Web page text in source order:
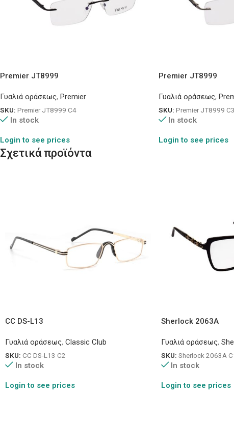
Premier JT8999
Γυαλιά οράσεως, Premier
SKU: Premier JT8999 C4
In stock
Login to see prices
Premier JT8999
Γυαλιά οράσεως,
SKU: Premier JT8999 C3
In stock
Login to see prices
Σχετικά προϊόντα
CC DS-L13
Γυαλιά οράσεως, Classic Club
SKU: CC DS-L13 C2
In stock
Login to see prices
Sherlock 2063A
Γυαλιά οράσεως,
SKU: Sherlock 2063A
In stock
Login to see prices